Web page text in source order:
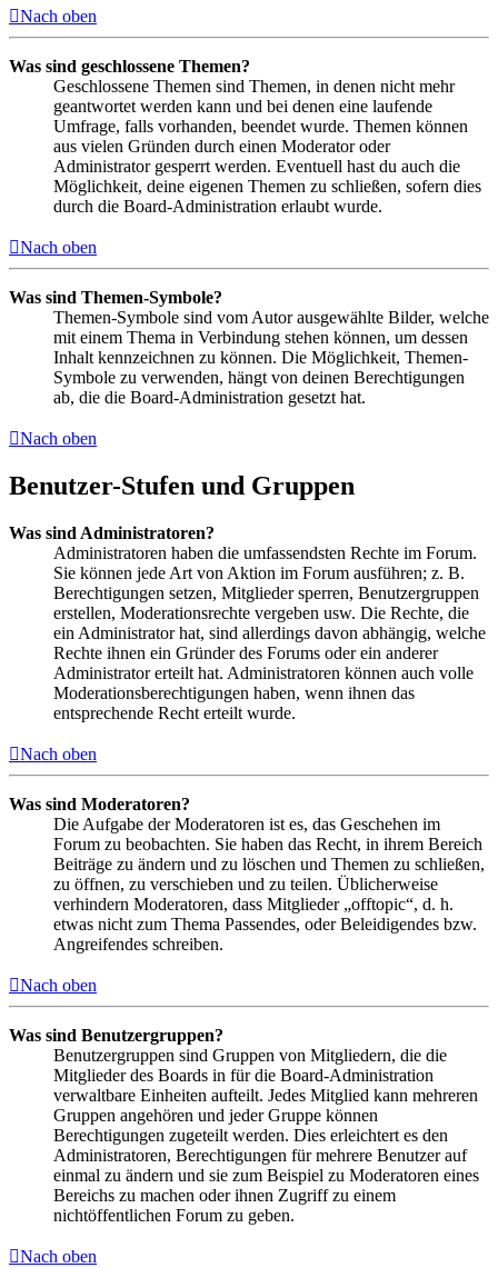
Nach oben
Was sind geschlossene Themen?
Geschlossene Themen sind Themen, in denen nicht mehr
geantwortet werden kann und bei denen eine laufende
Umfrage, falls vorhanden, beendet wurde. Themen können
aus vielen Gründen durch einen Moderator oder
Administrator gesperrt werden. Eventuell hast du auch die
Möglichkeit, deine eigenen Themen zu schließen, sofern dies
durch die Board-Administration erlaubt wurde.
Nach oben
Was sind Themen-Symbole?
Themen-Symbole sind vom Autor ausgewählte Bilder, welche
mit einem Thema in Verbindung stehen können, um dessen
Inhalt kennzeichnen zu können. Die Möglichkeit, Themen-
Symbole zu verwenden, hängt von deinen Berechtigungen
ab, die die Board-Administration gesetzt hat.
Nach oben
Benutzer-Stufen und Gruppen
Was sind Administratoren?
Administratoren haben die umfassendsten Rechte im Forum.
Sie können jede Art von Aktion im Forum ausführen; z. B.
Berechtigungen setzen, Mitglieder sperren, Benutzergruppen
erstellen, Moderationsrechte vergeben usw. Die Rechte, die
ein Administrator hat, sind allerdings davon abhängig, welche
Rechte ihnen ein Gründer des Forums oder ein anderer
Administrator erteilt hat. Administratoren können auch volle
Moderationsberechtigungen haben, wenn ihnen das
entsprechende Recht erteilt wurde.
Nach oben
Was sind Moderatoren?
Die Aufgabe der Moderatoren ist es, das Geschehen im
Forum zu beobachten. Sie haben das Recht, in ihrem Bereich
Beiträge zu ändern und zu löschen und Themen zu schließen,
zu öffnen, zu verschieben und zu teilen. Üblicherweise
verhindern Moderatoren, dass Mitglieder „offtopic“, d. h.
etwas nicht zum Thema Passendes, oder Beleidigendes bzw.
Angreifendes schreiben.
Nach oben
Was sind Benutzergruppen?
Benutzergruppen sind Gruppen von Mitgliedern, die die
Mitglieder des Boards in für die Board-Administration
verwaltbare Einheiten aufteilt. Jedes Mitglied kann mehreren
Gruppen angehören und jeder Gruppe können
Berechtigungen zugeteilt werden. Dies erleichtert es den
Administratoren, Berechtigungen für mehrere Benutzer auf
einmal zu ändern und sie zum Beispiel zu Moderatoren eines
Bereichs zu machen oder ihnen Zugriff zu einem
nichtöffentlichen Forum zu geben.
Nach oben